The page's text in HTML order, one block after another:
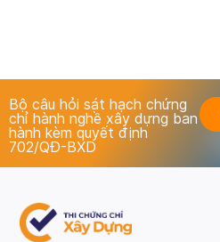
Bộ câu hỏi sát hạch chứng
chỉ hành nghề xây dựng ban
hành kèm quyết định
702/QĐ-BXD